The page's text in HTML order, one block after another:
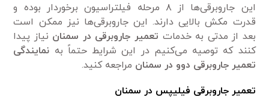
این جاروبرقی‌ها از ۸ مرحله فیلتراسیون برخوردار بوده و
قدرت مکش بالایی دارند. این جاروبرقی‌ها نیز ممکن است
بعد از مدتی به خدمات تعمیر جاروبرقی در سمنان نیاز پیدا
کنند که توصیه می‌کنیم در این شرایط حتماً به نمایندگی
تعمیر جاروبرقی دوو در سمنان مراجعه کنید.
تعمیر جاروبرقی فیلیپس در سمنان